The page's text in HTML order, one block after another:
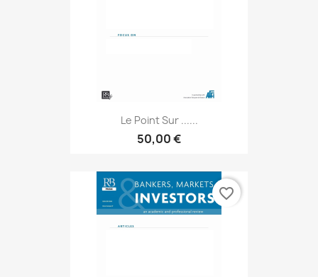
Le Point Sur ......
50,00 €
favorite_border